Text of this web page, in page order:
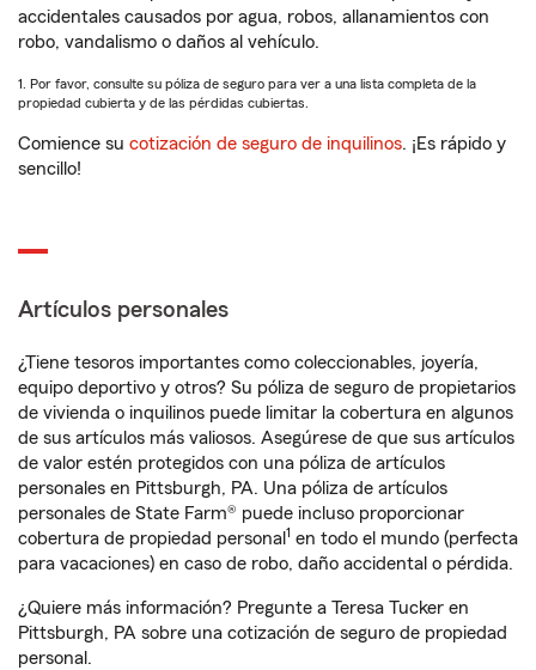
accidentales causados por agua, robos, allanamientos con
robo, vandalismo o daños al vehículo.
1. Por favor, consulte su póliza de seguro para ver a una lista completa de la
propiedad cubierta y de las pérdidas cubiertas.
Comience su cotización de seguro de inquilinos. ¡Es rápido y
sencillo!
Artículos personales
¿Tiene tesoros importantes como coleccionables, joyería,
equipo deportivo y otros? Su póliza de seguro de propietarios
de vivienda o inquilinos puede limitar la cobertura en algunos
de sus artículos más valiosos. Asegúrese de que sus artículos
de valor estén protegidos con una póliza de artículos
personales en Pittsburgh, PA. Una póliza de artículos
personales de State Farm® puede incluso proporcionar
cobertura de propiedad personal 1 en todo el mundo (perfecta
para vacaciones) en caso de robo, daño accidental o pérdida.
¿Quiere más información? Pregunte a Teresa Tucker en
Pittsburgh, PA sobre una cotización de seguro de propiedad
personal.